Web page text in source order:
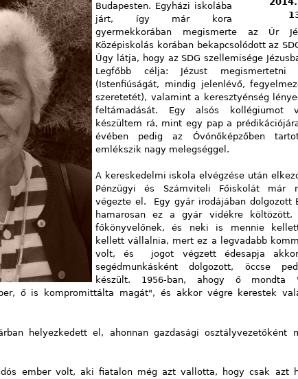
Budapesten. Egyházi iskolába
járt, így már kora
gyermekkorában megismerte az Úr
Középiskolás korában bekapcsolódott az
Úgy látja, hogy az SDG szellemisége
Legfőbb célja: Jézust megismertetni
(Istenfiúságát, mindig jelenlévő,
szeretetét), valamint a keresztyénség
feltámadását. Egy alsós kollégiumot
készültem rá, mint egy pap a
évében pedig az Óvónőképzőben
emlékszik nagy melegséggel.
A kereskedelmi iskola elvégzése után
Pénzügyi és Számviteli Főiskolát már
végezte el. Egy gyár irodájában dolgozott
hamarosan ez a gyár vidékre költözött.
főkönyvelőnek, és neki is mennie
kellett vállalnia, mert ez a legvadabb
volt, és jogot végzett édesapja
segédmunkásként dolgozott, öccse
készült. 1956-ban, ahogy ő mondta
ő is kompromittálta magát", és akkor végre kerestek
helyezkedett el, ahonnan gazdasági osztályvezetőként
ember volt, aki fiatalon még azt vallotta, hogy csak azt